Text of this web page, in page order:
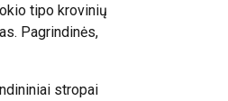
tipo krovinių
Pagrindinės,
stropai